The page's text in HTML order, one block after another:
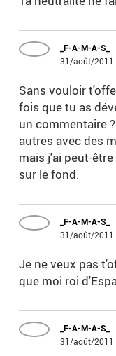
_F-A-M-A-S_
31/août/2011
Sans vouloir
fois que tu as
un commentaire
autres avec des
mais j'ai peut-
sur le fond.
_F-A-M-A-S_
31/août/2011
Je ne veux pas
que moi roi
_F-A-M-A-S_
31/août/2011